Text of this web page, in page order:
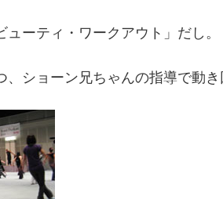
ーティ・ワークアウト」だし。
、ショーン兄ちゃんの指導で動き